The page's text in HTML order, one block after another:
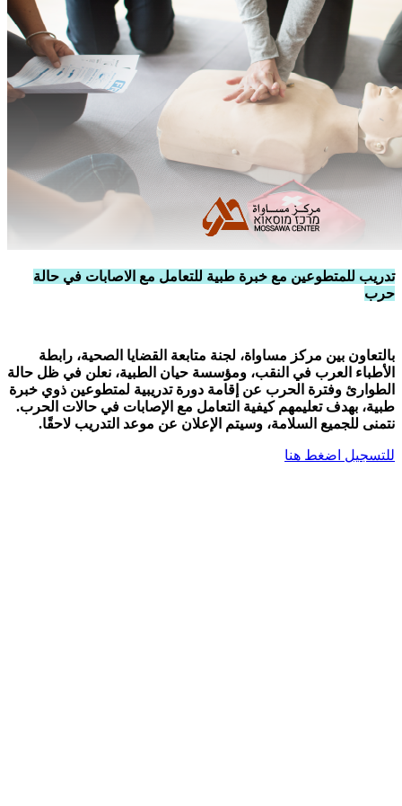
تدريب للمتطوعين مع خبرة طبية للتعامل مع الاصابات في حالة
حرب
بالتعاون بين مركز مساواة، لجنة متابعة القضايا الصحية، رابطة
الأطباء العرب في النقب، ومؤسسة حيان الطبية، نعلن في ظل حالة
الطوارئ وفترة الحرب عن إقامة دورة تدريبية لمتطوعين ذوي خبرة
طبية، بهدف تعليمهم كيفية التعامل مع الإصابات في حالات الحرب.
نتمنى للجميع السلامة، وسيتم الإعلان عن موعد التدريب لاحقًا.
للتسجيل اضغط هنا